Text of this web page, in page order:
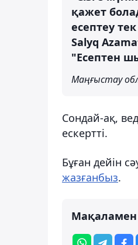
қажет
есептеу
Salyq
"Есептен
Маңғыстау
Сондай-ақ,
ескертті.
Бұған дейін
жазғанбыз.
Мақаламен